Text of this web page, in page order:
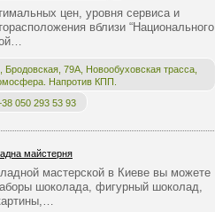
цен, уровня сервиса и
вблизи “Национального
Бродовская, 79А, Новообуховская трасса,
Напротив КПП.
050 293 53 93
майстерня
мастерской в Киеве вы можете
шоколада, фигурный шоколад,